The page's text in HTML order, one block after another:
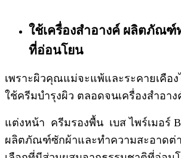
ใช้เครื่องสำอางค์ ผลิตภัณฑ์
ที่อ่อนโยน
เพราะผิวคุณแม่จะแพ้และระคายเคือง
ใช้ครีมบำรุงผิว ตลอดจนเครื่องสำอาง
แต่งหน้า ครีมรองพื้น เบส ไพร์เมอร์
ผลิตภัณฑ์ซักผ้าและทำความสะอาดต่